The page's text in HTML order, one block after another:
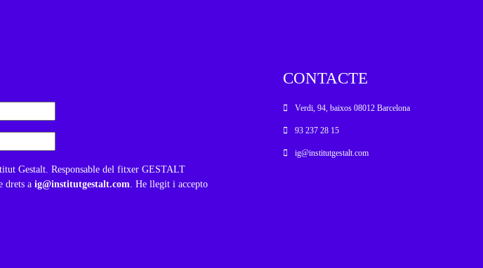
Gestalt. Responsable del fitxer GESTALT
drets a ig@institutgestalt.com . He llegit i accepto
CONTACTE
Verdi, 94, baixos 08012 Barcelona
93 237 28 15
ig@institutgestalt.com